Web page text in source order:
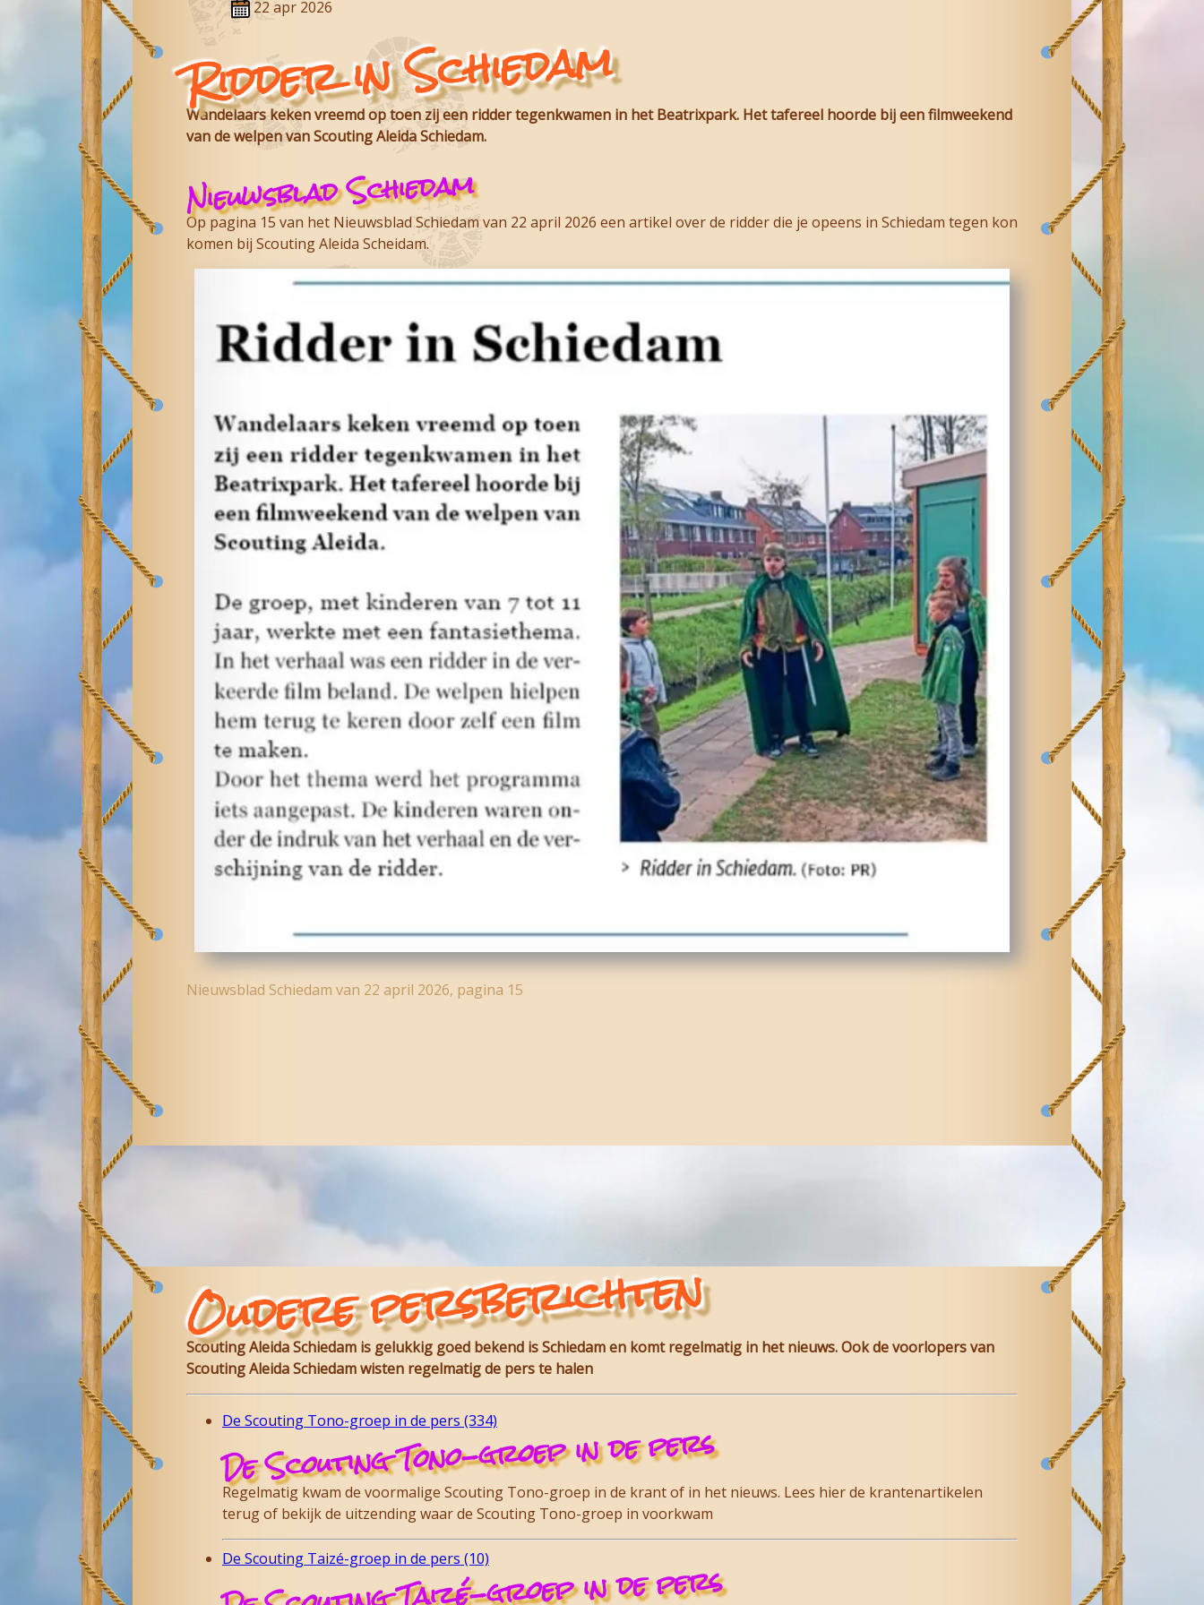
22 apr 2026
Ridder in Schiedam
Wandelaars keken vreemd op toen zij een ridder tegenkwamen in het Beatrixpark. Het tafereel hoorde bij een filmweekend
van de welpen vanScouting Aleida Schiedam.
Nieuwsblad Schiedam
Op pagina 15 van het Nieuwsblad Schiedam van 22 april 2026 een artikel over de ridder die je opeens in Schiedam tegen kon
komen bij Scouting Aleida Scheidam.
Nieuwsblad Schiedam van 22 april 2026, pagina 15
Oudere persberichten
Scouting Aleida Schiedam is gelukkig goed bekend is Schiedam en komt regelmatig in het nieuws. Ook de voorlopers van
Scouting Aleida Schiedam wisten regelmatig de pers te halen
De Scouting Tono-groep in de pers (334)
De Scouting Tono-groep in de pers
Regelmatig kwam de voormalige Scouting Tono-groep in de krant of in het nieuws. Lees hier de krantenartikelen
terug of bekijk de uitzending waar de Scouting Tono-groep in voorkwam
De Scouting Taizé-groep in de pers (10)